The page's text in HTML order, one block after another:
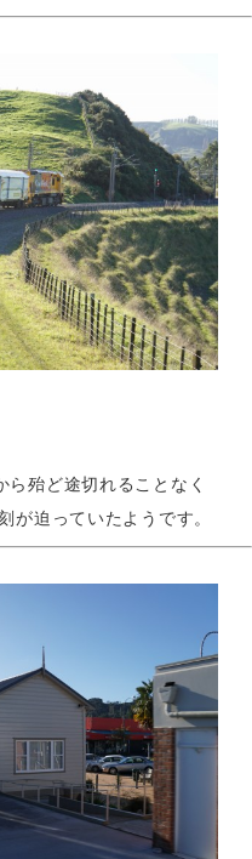
殆ど途切れることなく
が迫っていたようです。